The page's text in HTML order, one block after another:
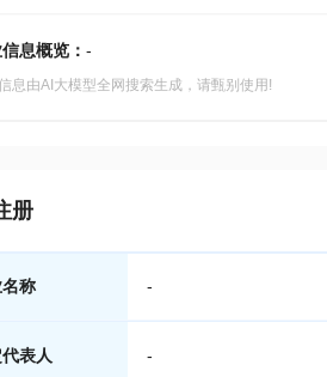
息概览： -
息由AI大模型全网搜索生成，请甄别使用!
册
称 -
表人 -